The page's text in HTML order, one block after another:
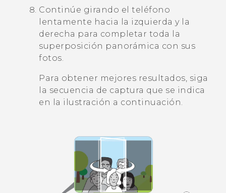
Continúe girando el teléfono
lentamente hacia la izquierda y la
derecha para completar toda la
superposición panorámica con sus
fotos.
Para obtener mejores resultados, siga
la secuencia de captura que se indica
en la ilustración a continuación.